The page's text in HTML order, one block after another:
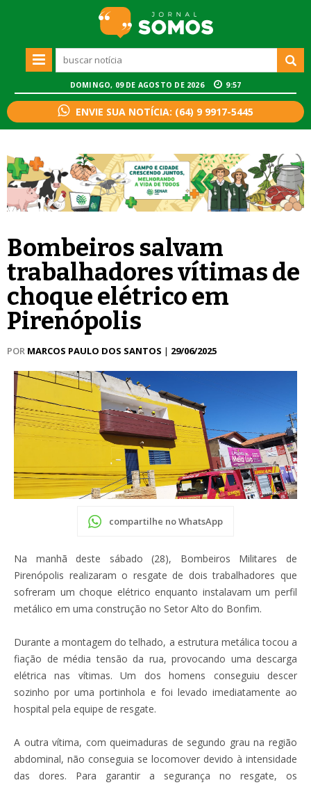
DOMINGO, 09 DE AGOSTO DE 2026 9:57
ENVIE SUA NOTÍCIA: (64) 9 9917-5445
Bombeiros salvam
trabalhadores vítimas de
choque elétrico em
Pirenópolis
POR MARCOS PAULO DOS SANTOS | 29/06/2025
compartilhe no WhatsApp
Na manhã deste sábado (28), Bombeiros Militares de
Pirenópolis realizaram o resgate de dois trabalhadores que
sofreram um choque elétrico enquanto instalavam um perfil
metálico em uma construção no Setor Alto do Bonfim.
Durante a montagem do telhado, a estrutura metálica tocou a
fiação de média tensão da rua, provocando uma descarga
elétrica nas vítimas. Um dos homens conseguiu descer
sozinho por uma portinhola e foi levado imediatamente ao
hospital pela equipe de resgate.
A outra vítima, com queimaduras de segundo grau na região
abdominal, não conseguia se locomover devido à intensidade
das dores. Para garantir a segurança no resgate, os